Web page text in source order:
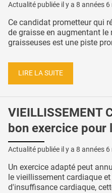
Actualité publiée il y a 8 années 6
Ce candidat prometteur qui
de graisse en augmentant
graisseuses est une piste
LIRE LA SUITE
VIEILLISSEMENT
bon exercice pour
Actualité publiée il y a 8 années 6
Un exercice adapté peut
le vieillissement cardiaque
d'insuffisance cardiaque,